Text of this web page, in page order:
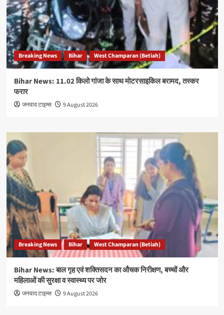
Breaking News Bihar West Champaran (Betiah)
Bihar News: 11.02 किलो गांजा के साथ मोटरसाइकिल बरामद, तस्कर
फरार
जनवाद टाइम्स 9 August 2026
Breaking News Bihar West Champaran (Betiah)
Bihar News: बाल गृह एवं शक्तिसदन का औचक निरीक्षण, बच्चों और
महिलाओं की सुरक्षा व स्वास्थ्य पर जोर
जनवाद टाइम्स 9 August 2026